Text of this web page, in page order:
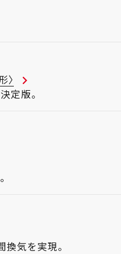
〉
定版。
換気を実現。